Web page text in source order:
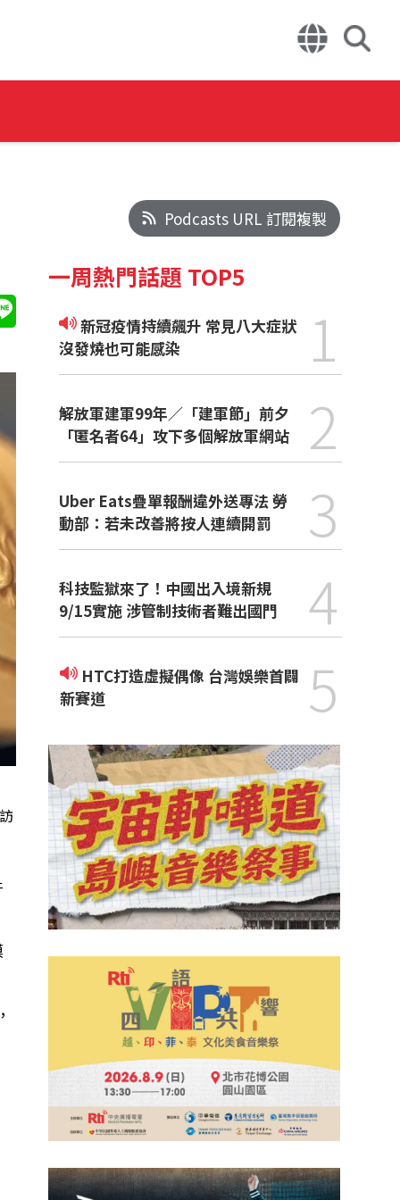
Podcasts URL 訂閱複製
一周熱門話題 TOP5
新冠疫情持續飆升 常見八大症狀
沒發燒也可能感染
1
解放軍建軍99年／「建軍節」前夕
「匿名者64」攻下多個解放軍網站
2
Uber Eats疊單報酬違外送專法 勞
動部：若未改善將按人連續開罰
3
科技監獄來了！中國出入境新規
9/15實施 涉管制技術者難出國門
4
新賽道
5